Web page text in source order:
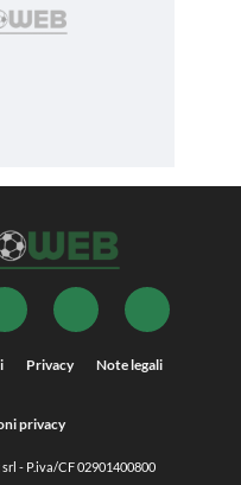
Privacy Note legali
privacy
- P.iva/CF 02901400800